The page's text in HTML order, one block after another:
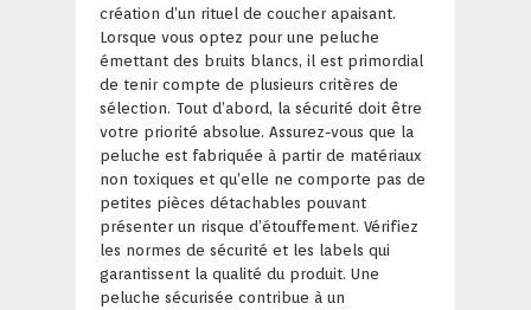
création d’un rituel de coucher apaisant.
Lorsque vous optez pour une peluche
émettant des bruits blancs, il est primordial
de tenir compte de plusieurs critères de
sélection. Tout d’abord, la sécurité doit être
votre priorité absolue. Assurez-vous que la
peluche est fabriquée à partir de matériaux
non toxiques et qu’elle ne comporte pas de
petites pièces détachables pouvant
présenter un risque d’étouffement. Vérifiez
les normes de sécurité et les labels qui
garantissent la qualité du produit. Une
peluche sécurisée contribue à un